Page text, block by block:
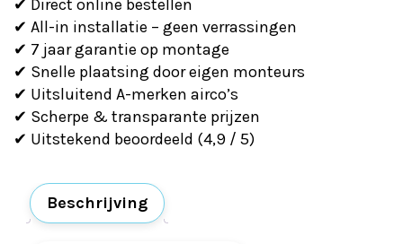
aantal
✔ Direct online bestellen
✔ All-in installatie – geen verrassingen
✔ 7 jaar garantie op montage
✔ Snelle plaatsing door eigen monteurs
✔ Uitsluitend A-merken airco’s
✔ Scherpe & transparante prijzen
✔ Uitstekend beoordeeld (4,9 / 5)
Beschrijving